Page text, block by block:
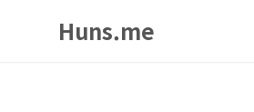
Huns.me